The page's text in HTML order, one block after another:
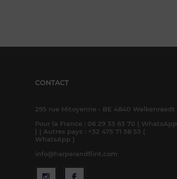
CONTACT
295 rue Mitoyenne - BE 4840 Welkenraedt
Pour la France : 06 29 33 63 70 ( WhatsApp
) | Autres pays : +32 475 71 58 53 (
WhatsApp )
info@harperandflint.com